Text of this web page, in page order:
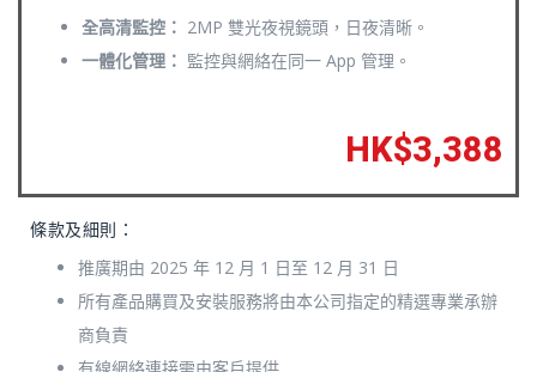
全高清監控： 2MP 雙光夜視鏡頭，日夜清晰。
一體化管理： 監控與網絡在同一 App 管理。
HK$3,388
條款及細則：
推廣期由 2025 年 12 月 1 日至 12 月 31 日
所有產品購買及安裝服務將由本公司指定的精選專業承辦
商負責